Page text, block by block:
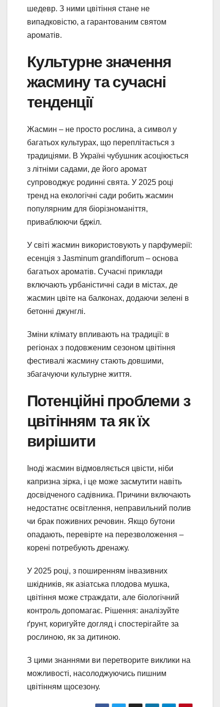
шедевр. З ними цвітіння стане не
випадковістю, а гарантованим святом
ароматів.
Культурне значення
жасмину та сучасні
тенденції
Жасмин – не просто рослина, а символ у
багатьох культурах, що переплітається з
традиціями. В Україні чубушник асоціюється
з літніми садами, де його аромат
супроводжує родинні свята. У 2025 році
тренд на екологічні сади робить жасмин
популярним для біорізноманіття,
приваблюючи бджіл.
У світі жасмин використовують у парфумерії:
есенція з Jasminum grandiflorum – основа
багатьох ароматів. Сучасні приклади
включають урбаністичні сади в містах, де
жасмин цвіте на балконах, додаючи зелені в
бетонні джунглі.
Зміни клімату впливають на традиції: в
регіонах з подовженим сезоном цвітіння
фестивалі жасмину стають довшими,
збагачуючи культурне життя.
Потенційні проблеми з
цвітінням та як їх
вирішити
Іноді жасмин відмовляється цвісти, ніби
капризна зірка, і це може засмутити навіть
досвідченого садівника. Причини включають
недостатнє освітлення, неправильний полив
чи брак поживних речовин. Якщо бутони
опадають, перевірте на перезволоження –
корені потребують дренажу.
У 2025 році, з поширенням інвазивних
шкідників, як азіатська плодова мушка,
цвітіння може страждати, але біологічний
контроль допомагає. Рішення: аналізуйте
ґрунт, коригуйте догляд і спостерігайте за
рослиною, як за дитиною.
З цими знаннями ви перетворите виклики на
можливості, насолоджуючись пишним
цвітінням щосезону.